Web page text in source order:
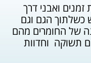
ואבני דרך
הגם וגם
של החומרים מהם
תשוקה וחדוות